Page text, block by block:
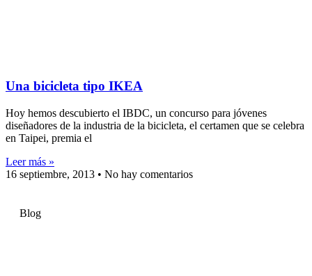
Una bicicleta tipo IKEA
Hoy hemos descubierto el IBDC, un concurso para jóvenes
diseñadores de la industria de la bicicleta, el certamen que se celebra
en Taipei, premia el
Leer más »
16 septiembre, 2013
No hay comentarios
Blog